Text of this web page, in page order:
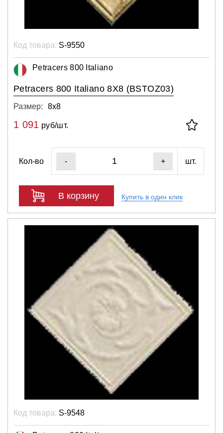
Код товара: S-9550
Petracers 800 Italiano
Petracers 800 Italiano 8X8 (BSTOZ03)
Размер: 8х8
1 091 руб/шт.
Кол-во - + шт.
В корзину Купить в один клик
Код товара: S-9548